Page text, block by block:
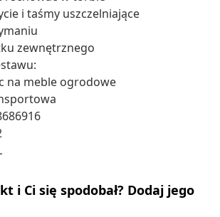
i taśmy uszczelniające
zewnętrznego
na meble ogrodowe
i Ci się spodobał? Dodaj jego